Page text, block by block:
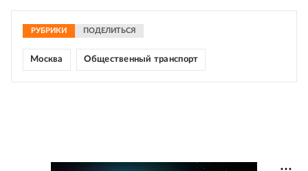
РУБРИКИ ПОДЕЛИТЬСЯ
Москва Общественный транспорт